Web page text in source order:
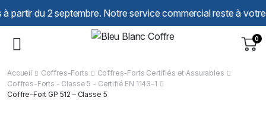
2 septembre. Notre service commercial reste à votre
0
Accueil Coffres-Forts
Coffres-Forts Certifiés et Assurables
Coffres-Forts - Classe 5 - Certifié EN 1143-1
Coffre-Fort GP 512 – Classe 5
Panneau de gestion des cookies